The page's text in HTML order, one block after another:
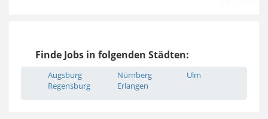
Finde Jobs in folgenden Städten:
Augsburg
Regensburg
Nürnberg
Erlangen
Ulm